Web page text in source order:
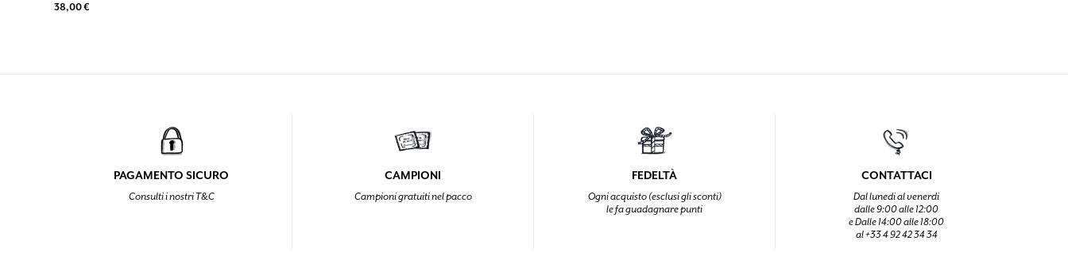
38,00 €
PAGAMENTO SICURO
Consulti i nostri T&C
CAMPIONI
Campioni gratuiti nel pacco
FEDELTÀ
Ogni acquisto (esclusi gli sconti)
le fa guadagnare punti
CONTATTACI
Dal lunedi al venerdi
dalle 9:00 alle 12:00
e Dalle 14:00 alle 18:00
al +33 4 92 42 34 34